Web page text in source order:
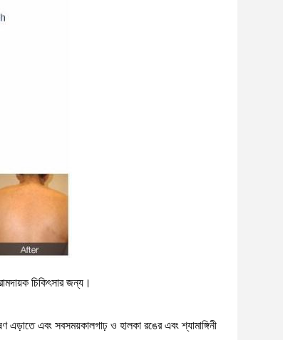
চিকিৎসার জন্য।
এড়াতে এবং সবসময়কালগাঢ় ও হালকা রঙের এবং শ্যামাঙ্গিনী